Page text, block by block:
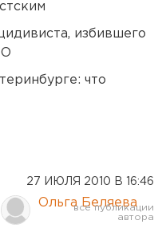
избившего
что
27 ИЮЛЯ 2010 В 16:46
Ольга Беляева